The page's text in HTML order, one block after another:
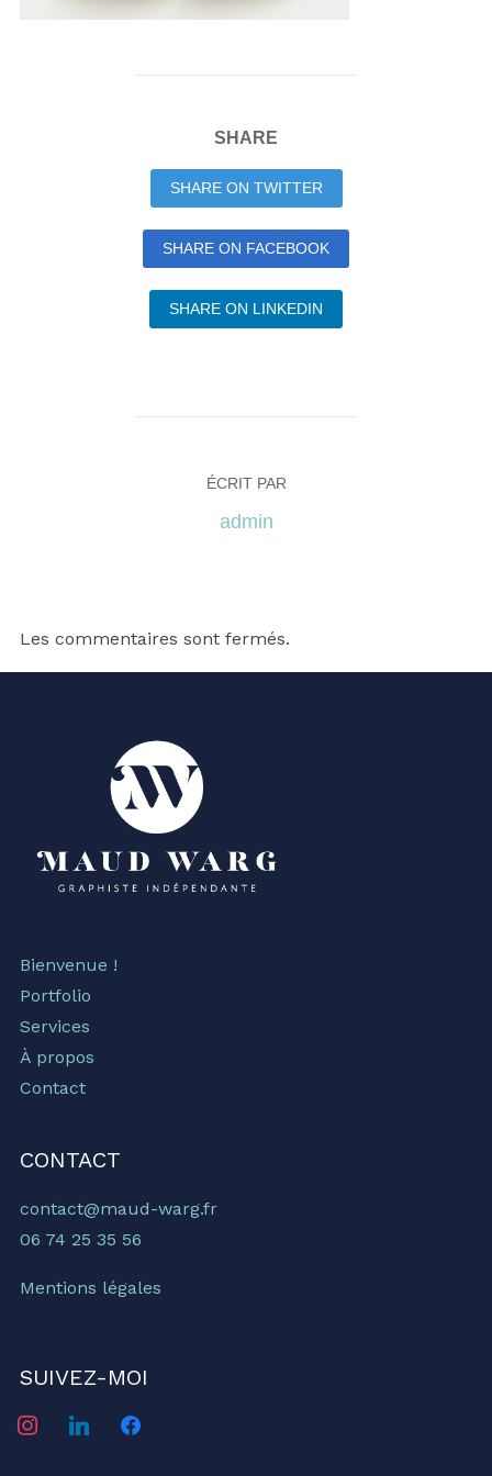
SHARE
SHARE ON TWITTER
SHARE ON FACEBOOK
SHARE ON LINKEDIN
ÉCRIT PAR
admin
Les commentaires sont fermés.
Bienvenue !
Portfolio
Services
À propos
Contact
CONTACT
contact@maud-warg.fr
06 74 25 35 56
Mentions légales
SUIVEZ-MOI
instagramlinkedinfacebook